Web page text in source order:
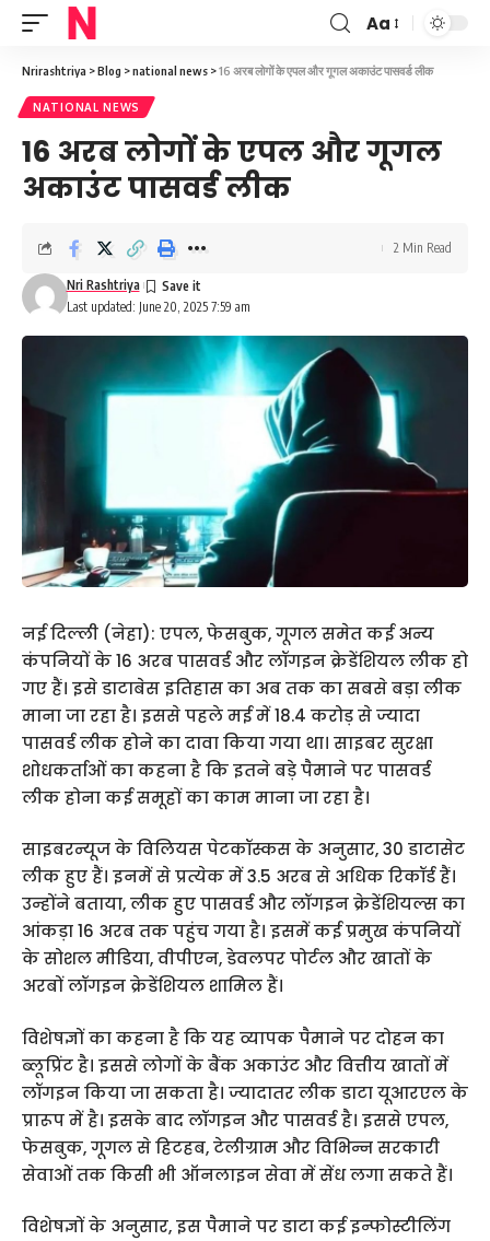
Font
Resizer
Aa
Nrirashtriya >Blog >national news >16 अरब लोगों के एपल और गूगल अकाउंट पासवर्ड लीक
NATIONAL NEWS
16 अरब लोगों के एपल और गूगल
अकाउंट पासवर्ड लीक
Last updated: June 20, 2025 7:59 am
Nri Rashtriya
2 Min Read
नई दिल्ली (नेहा): एपल, फेसबुक, गूगल समेत कई अन्य
कंपनियों के 16 अरब पासवर्ड और लॉगइन क्रेडेंशियल लीक हो
गए हैं। इसे डाटाबेस इतिहास का अब तक का सबसे बड़ा लीक
माना जा रहा है। इससे पहले मई में 18.4 करोड़ से ज्यादा
पासवर्ड लीक होने का दावा किया गया था। साइबर सुरक्षा
शोधकर्ताओं का कहना है कि इतने बड़े पैमाने पर पासवर्ड
लीक होना कई समूहों का काम माना जा रहा है।
साइबरन्यूज के विलियस पेटकॉस्कस के अनुसार, 30 डाटासेट
लीक हुए हैं। इनमें से प्रत्येक में 3.5 अरब से अधिक रिकॉर्ड हैं।
उन्होंने बताया, लीक हुए पासवर्ड और लॉगइन क्रेडेंशियल्स का
आंकड़ा 16 अरब तक पहुंच गया है। इसमें कई प्रमुख कंपनियों
के सोशल मीडिया, वीपीएन, डेवलपर पोर्टल और खातों के
अरबों लॉगइन क्रेडेंशियल शामिल हैं।
विशेषज्ञों का कहना है कि यह व्यापक पैमाने पर दोहन का
ब्लूप्रिंट है। इससे लोगों के बैंक अकाउंट और वित्तीय खातों में
लॉगइन किया जा सकता है। ज्यादातर लीक डाटा यूआरएल के
प्रारूप में है। इसके बाद लॉगइन और पासवर्ड है। इससे एपल,
फेसबुक, गूगल से हिटहब, टेलीग्राम और विभिन्न सरकारी
सेवाओं तक किसी भी ऑनलाइन सेवा में सेंध लगा सकते हैं।
विशेषज्ञों के अनुसार, इस पैमाने पर डाटा कई इन्फोस्टीलिंग